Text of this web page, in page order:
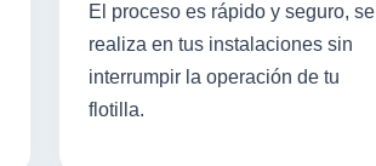
El proceso es rápido y seguro, se
realiza en tus instalaciones sin
interrumpir la operación de tu
flotilla.